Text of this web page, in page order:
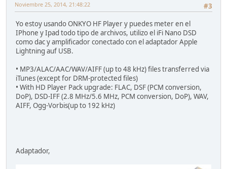
#3
Noviembre 25, 2014, 21:48:22
Yo estoy usando ONKYO HF Player y puedes meter en el
IPhone y Ipad todo tipo de archivos, utilizo el iFi Nano DSD
como dac y amplificador conectado con el adaptador Apple
Lightning auf USB.
• MP3/ALAC/AAC/WAV/AIFF (up to 48 kHz) files transferred via
iTunes (except for DRM-protected files)
• With HD Player Pack upgrade: FLAC, DSF (PCM conversion,
DoP), DSD-IFF (2.8 MHz/5.6 MHz, PCM conversion, DoP), WAV,
AIFF, Ogg-Vorbis(up to 192 kHz)
Adaptador,